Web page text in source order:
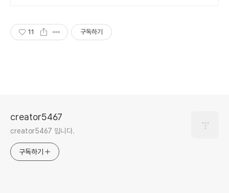
11 구독하기
creator5467
creator5467 입니다.
구독하기